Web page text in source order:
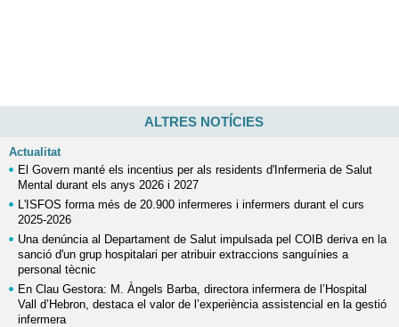
ALTRES NOTÍCIES
Actualitat
El Govern manté els incentius per als residents d'Infermeria de Salut
Mental durant els anys 2026 i 2027
L'ISFOS forma més de 20.900 infermeres i infermers durant el curs
2025-2026
Una denúncia al Departament de Salut impulsada pel COIB deriva en la
sanció d'un grup hospitalari per atribuir extraccions sanguínies a
personal tècnic
En Clau Gestora: M. Àngels Barba, directora infermera de l’Hospital
Vall d’Hebron, destaca el valor de l’experiència assistencial en la gestió
infermera